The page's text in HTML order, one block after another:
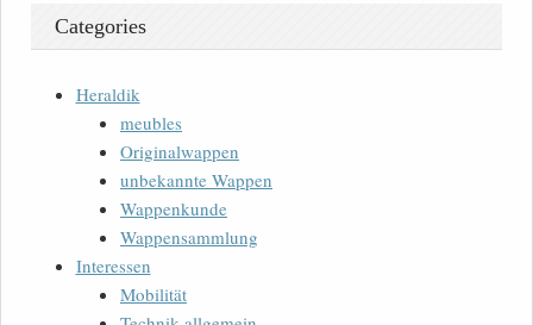
Categories
Heraldik
meubles
Originalwappen
unbekannte Wappen
Wappenkunde
Wappensammlung
Interessen
Mobilität